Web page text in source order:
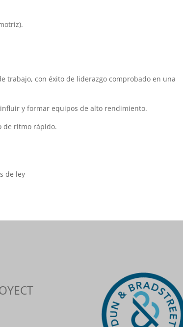
trabajo, con éxito de liderazgo comprobado en una
y formar equipos de alto rendimiento.
de ritmo rápido.
de ley